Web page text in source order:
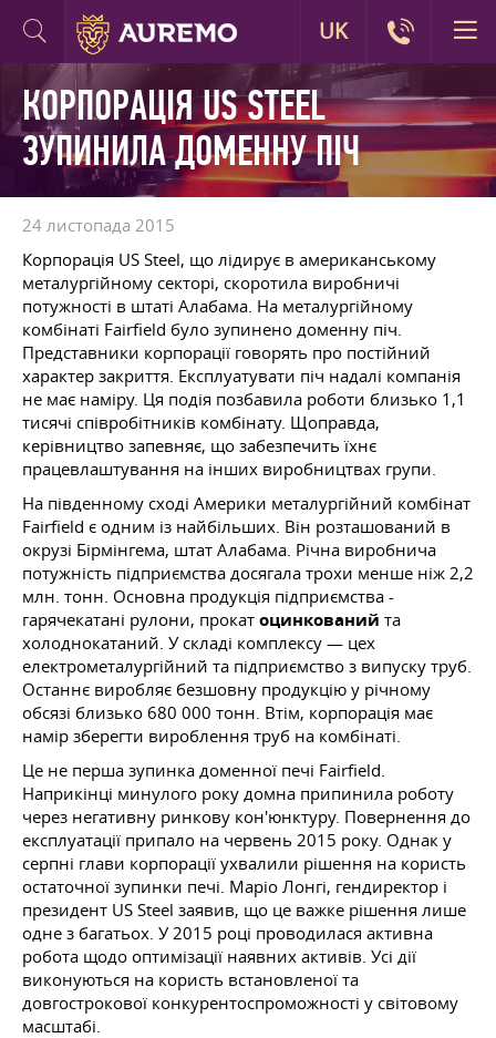
КОРПОРАЦІЯ US STEEL
ЗУПИНИЛА ДОМЕННУ ПІЧ
24 листопада 2015
Корпорація US Steel, що лідирує в американському
металургійному секторі, скоротила виробничі
потужності в штаті Алабама. На металургійному
комбінаті Fairfield було зупинено доменну піч.
Представники корпорації говорять про постійний
характер закриття. Експлуатувати піч надалі компанія
не має наміру. Ця подія позбавила роботи близько 1,1
тисячі співробітників комбінату. Щоправда,
керівництво запевняє, що забезпечить їхнє
працевлаштування на інших виробництвах групи.
На південному сході Америки металургійний комбінат
Fairfield є одним із найбільших. Він розташований в
окрузі Бірмінгема, штат Алабама. Річна виробнича
потужність підприємства досягала трохи менше ніж 2,2
млн. тонн. Основна продукція підприємства -
гарячекатані рулони, прокат оцинкований та
холоднокатаний. У складі комплексу — цех
електрометалургійний та підприємство з випуску труб.
Останнє виробляє безшовну продукцію у річному
обсязі близько 680 000 тонн. Втім, корпорація має
намір зберегти вироблення труб на комбінаті.
Це не перша зупинка доменної печі Fairfield.
Наприкінці минулого року домна припинила роботу
через негативну ринкову кон'юнктуру. Повернення до
експлуатації припало на червень 2015 року. Однак у
серпні глави корпорації ухвалили рішення на користь
остаточної зупинки печі. Маріо Лонгі, гендиректор і
президент US Steel заявив, що це важке рішення лише
одне з багатьох. У 2015 році проводилася активна
робота щодо оптимізації наявних активів. Усі дії
виконуються на користь встановленої та
довгострокової конкурентоспроможності у світовому
масштабі.
UK